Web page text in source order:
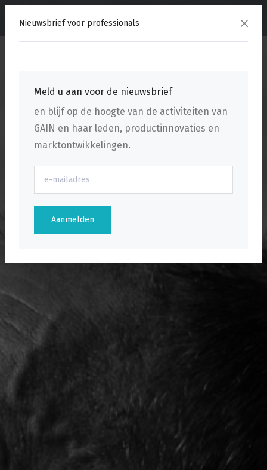
Nieuwsbrief voor professionals
Meld u aan voor de nieuwsbrief
en blijf op de hoogte van de activiteiten van
GAIN en haar leden, productinnovaties en
marktontwikkelingen.